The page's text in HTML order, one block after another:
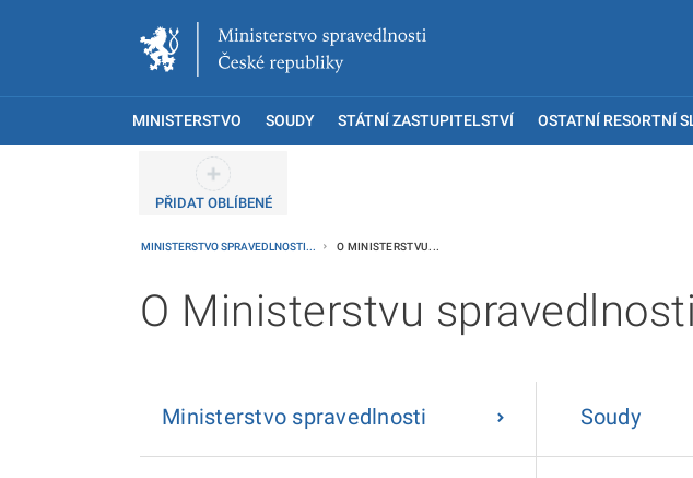
MINISTERSTVO SOUDY STÁTNÍ ZASTUPITELSTVÍ OSTATNÍ RESORTNÍ
PŘIDAT OBLÍBENÉ
MINISTERSTVO SPRAVEDLNOSTI... O MINISTERSTVU...
O Ministerstvu
Ministerstvo spravedlnosti Soudy